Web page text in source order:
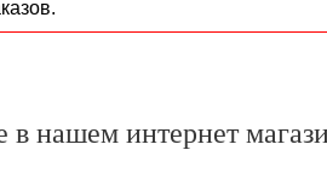
в нашем интернет